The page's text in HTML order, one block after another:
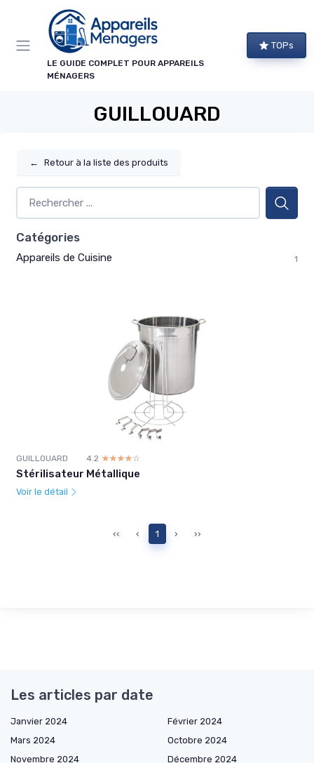
LE GUIDE COMPLET POUR APPAREILS
MÉNAGERS
TOPs
GUILLOUARD
← Retour à la liste des produits
Catégories
Appareils de Cuisine 1
GUILLOUARD 4.2 ☆☆☆☆☆
★★★★★
Stérilisateur Métallique
Voir le détail
‹‹ ‹ 1 › ››
Les articles par date
Janvier 2024
Février 2024
Mars 2024
Octobre 2024
Novembre 2024
Décembre 2024
Panneau de gestion des cookies